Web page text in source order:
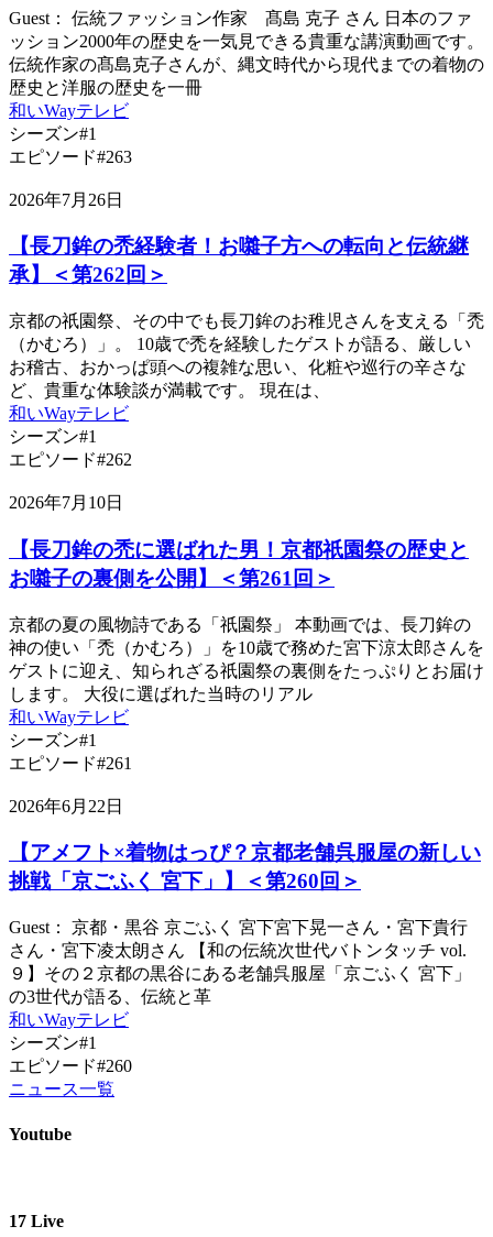
Guest： 伝統ファッション作家 髙島 克子 さん 日本のファ
ッション2000年の歴史を一気見できる貴重な講演動画です。
伝統作家の髙島克子さんが、縄文時代から現代までの着物の
歴史と洋服の歴史を一冊
和いWayテレビ
シーズン#1
エピソード#263
2026年7月26日
【長刀鉾の禿経験者！お囃子方への転向と伝統継
承】＜第262回＞
京都の祇園祭、その中でも長刀鉾のお稚児さんを支える「禿
（かむろ）」。 10歳で禿を経験したゲストが語る、厳しい
お稽古、おかっぱ頭への複雑な思い、化粧や巡行の辛さな
ど、貴重な体験談が満載です。 現在は、
和いWayテレビ
シーズン#1
エピソード#262
2026年7月10日
【長刀鉾の禿に選ばれた男！京都祇園祭の歴史と
お囃子の裏側を公開】＜第261回＞
京都の夏の風物詩である「祇園祭」 本動画では、長刀鉾の
神の使い「禿（かむろ）」を10歳で務めた宮下涼太郎さんを
ゲストに迎え、知られざる祇園祭の裏側をたっぷりとお届け
します。 大役に選ばれた当時のリアル
和いWayテレビ
シーズン#1
エピソード#261
2026年6月22日
【アメフト×着物はっぴ？京都老舗呉服屋の新しい
挑戦「京ごふく 宮下」】＜第260回＞
Guest： 京都・黒谷 京ごふく 宮下宮下晃一さん・宮下貴行
さん・宮下凌太朗さん 【和の伝統次世代バトンタッチ vol.
９】その２京都の黒谷にある老舗呉服屋「京ごふく 宮下」
の3世代が語る、伝統と革
和いWayテレビ
シーズン#1
エピソード#260
ニュース一覧
Youtube
17 Live